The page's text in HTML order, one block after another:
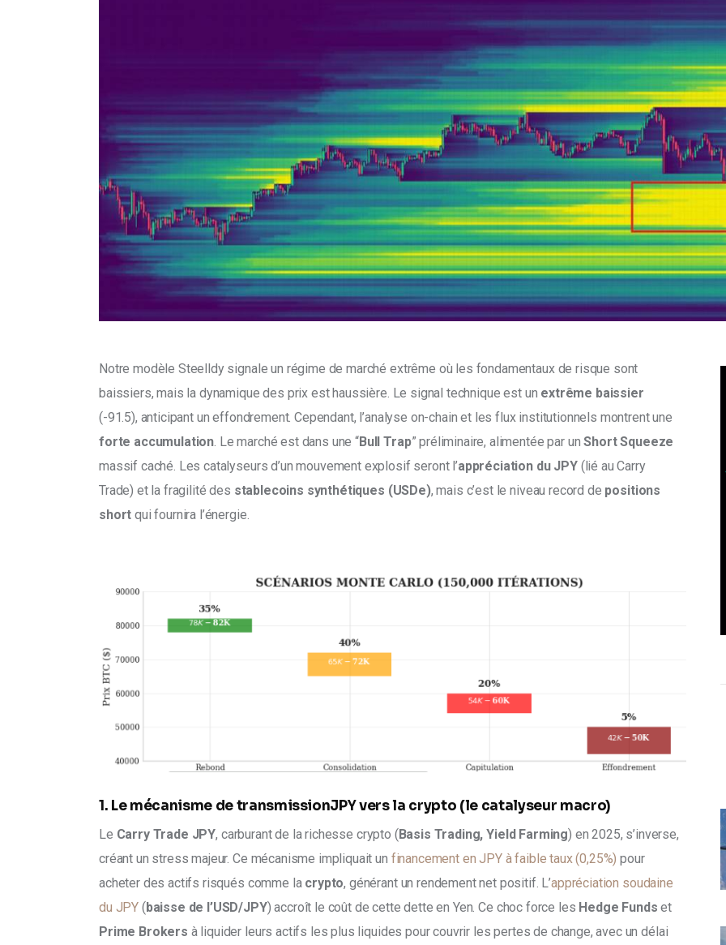
Notre modèle Steelldy signale un régime de marché extrême où les fondamentaux de risque sont
baissiers, mais la dynamique des prix est haussière. Le signal technique est un extrême baissier
(-91.5), anticipant un effondrement. Cependant, l’analyse on-chain et les flux institutionnels montrent une
forte accumulation. Le marché est dans une “Bull Trap” préliminaire, alimentée par un Short Squeeze
massif caché. Les catalyseurs d’un mouvement explosif seront l’appréciation du JPY (lié au Carry
Trade) et la fragilité des stablecoins synthétiques (USDe), mais c’est le niveau record de positions
short qui fournira l’énergie.
1. Le mécanisme de transmissionJPY vers la crypto (le catalyseur macro)
Le Carry Trade JPY, carburant de la richesse crypto (Basis Trading, Yield Farming) en 2025, s’inverse,
créant un stress majeur. Ce mécanisme impliquait un financement en JPY à faible taux (0,25%) pour
acheter des actifs risqués comme la crypto, générant un rendement net positif. L’appréciation soudaine
du JPY (baisse de l’USD/JPY) accroît le coût de cette dette en Yen. Ce choc force les Hedge Funds et
Prime Brokers à liquider leurs actifs les plus liquides pour couvrir les pertes de change, avec un délai